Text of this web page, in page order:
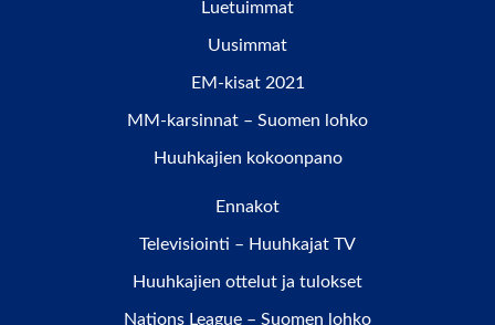
Luetuimmat
Uusimmat
EM-kisat 2021
MM-karsinnat – Suomen lohko
Huuhkajien kokoonpano
Ennakot
Televisiointi – Huuhkajat TV
Huuhkajien ottelut ja tulokset
Nations League – Suomen lohko